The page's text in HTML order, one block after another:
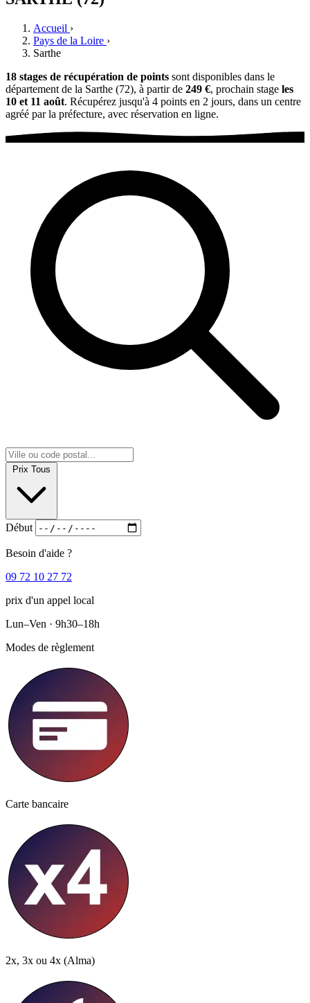
Accueil ›
Pays de la Loire ›
Sarthe
18 stages de récupération de points sont disponibles dans le
département de la Sarthe (72), à partir de 249 €, prochain stage les
10 et 11 août. Récupérez jusqu'à 4 points en 2 jours, dans un centre
agréé par la préfecture, avec réservation en ligne.
Prix Tous
Début
Besoin d'aide ?
09 72 10 27 72
prix d'un appel local
Lun–Ven · 9h30–18h
Modes de règlement
Carte bancaire
2x, 3x ou 4x (Alma)